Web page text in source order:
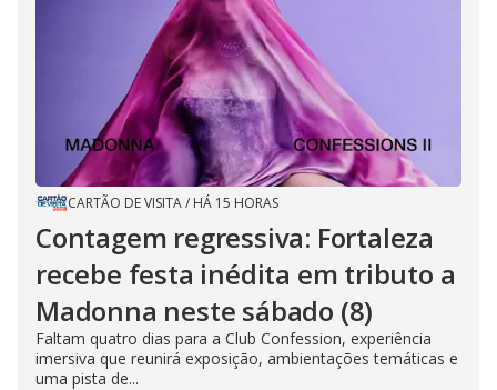
CARTÃO DE VISITA/ HÁ 15 HORAS
Contagem regressiva: Fortaleza
recebe festa inédita em tributo a
Madonna neste sábado (8)
Faltam quatro dias para a Club Confession, experiência
imersiva que reunirá exposição, ambientações temáticas e
uma pista de...